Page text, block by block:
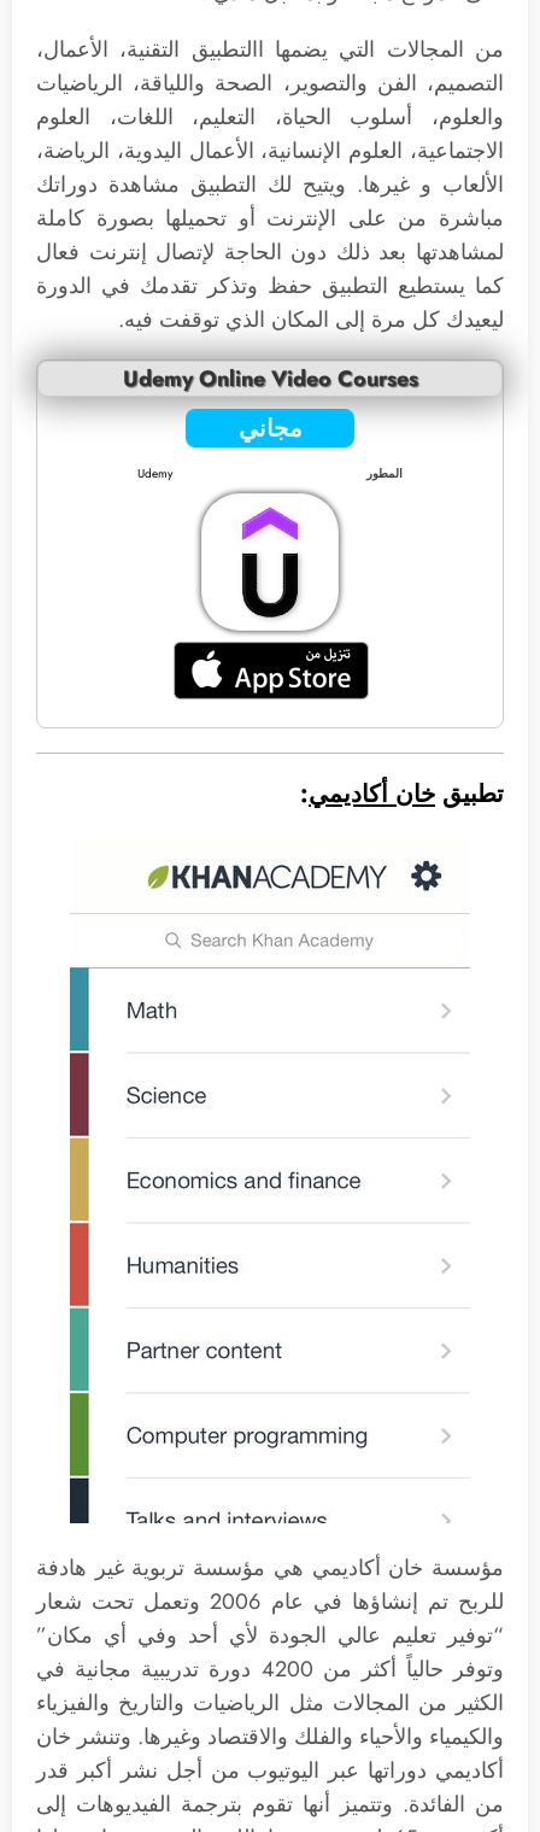
من المجالات التي يضمها االتطبيق التقنية، الأعمال،
التصميم، الفن والتصوير، الصحة واللياقة، الرياضيات
والعلوم، أسلوب الحياة، التعليم، اللغات، العلوم
الاجتماعية، العلوم الإنسانية، الأعمال اليدوية، الرياضة،
الألعاب و غيرها. ويتيح لك التطبيق مشاهدة دوراتك
مباشرة من على الإنترنت أو تحميلها بصورة كاملة
لمشاهدتها بعد ذلك دون الحاجة لإتصال إنترنت فعال
كما يستطيع التطبيق حفظ وتذكر تقدمك في الدورة
ليعيدك كل مرة إلى المكان الذي توقفت فيه.
Udemy Online Video Courses
مجاني
المطور Udemy
تطبيق خان أكاديمي:
مؤسسة خان أكاديمي هي مؤسسة تربوية غير هادفة
للربح تم إنشاؤها في عام 2006 وتعمل تحت شعار
“توفير تعليم عالي الجودة لأي أحد وفي أي مكان”
وتوفر حالياً أكثر من 4200 دورة تدريبية مجانية في
الكثير من المجالات مثل الرياضيات والتاريخ والفيزياء
والكيمياء والأحياء والفلك والاقتصاد وغيرها. وتنشر خان
أكاديمي دوراتها عبر اليوتيوب من أجل نشر أكبر قدر
من الفائدة. وتتميز أنها تقوم بترجمة الفيديوهات إلى